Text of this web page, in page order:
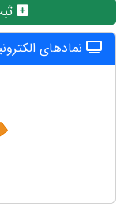
نمادهای